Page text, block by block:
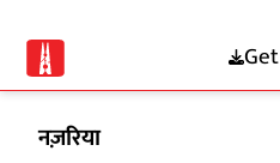
नज़रिया